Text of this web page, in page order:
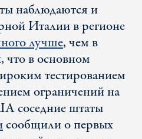
наблюдаются и
Италии в регионе
лучше, чем в
что в основном
тестированием
ограничений на
соседние штаты
сообщили о первых